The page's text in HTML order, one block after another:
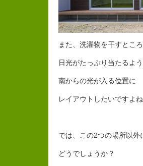
また、洗濯物を干すところ
日光がたっぷり当たるよ
南からの光が入る位置に
レイアウトしたいですよね
では、この2つの場所以外
どうでしょうか？